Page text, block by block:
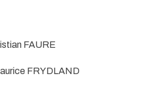
FAURE
FRYDLAND